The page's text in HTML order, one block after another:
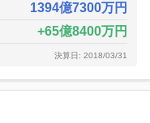
1394億7300万円
65億8400万円
決算日: 2018/03/31